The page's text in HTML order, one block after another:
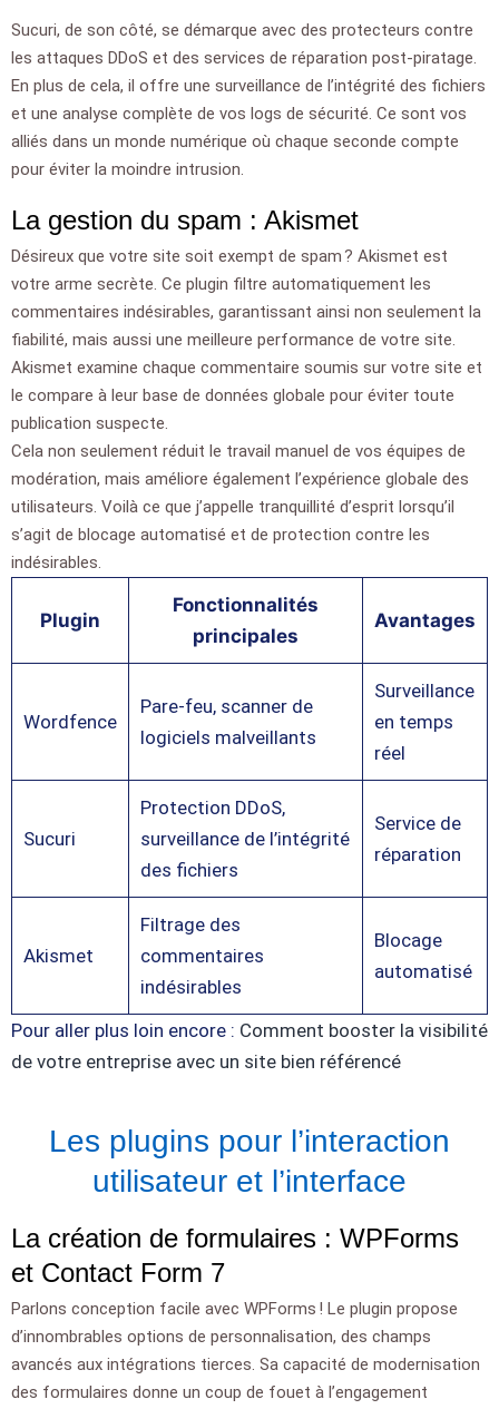
Sucuri, de son côté, se démarque avec des protecteurs contre
les attaques DDoS et des services de réparation post-piratage.
En plus de cela, il offre une surveillance de l’intégrité des fichiers
et une analyse complète de vos logs de sécurité. Ce sont vos
alliés dans un monde numérique où chaque seconde compte
pour éviter la moindre intrusion.
La gestion du spam : Akismet
Désireux que votre site soit exempt de spam ? Akismet est
votre arme secrète. Ce plugin filtre automatiquement les
commentaires indésirables, garantissant ainsi non seulement la
fiabilité, mais aussi une meilleure performance de votre site.
Akismet examine chaque commentaire soumis sur votre site et
le compare à leur base de données globale pour éviter toute
publication suspecte.
Cela non seulement réduit le travail manuel de vos équipes de
modération, mais améliore également l’expérience globale des
utilisateurs. Voilà ce que j’appelle tranquillité d’esprit lorsqu’il
s’agit de blocage automatisé et de protection contre les
indésirables.
Plugin
Fonctionnalités
principales
Avantages
Wordfence
Pare-feu, scanner de
logiciels malveillants
Surveillance
en temps
réel
Sucuri
Protection DDoS,
surveillance de l’intégrité
des fichiers
Service de
réparation
Akismet
Filtrage des
commentaires
indésirables
Blocage
automatisé
Pour aller plus loin encore : Comment booster la visibilité
de votre entreprise avec un site bien référencé
Les plugins pour l’interaction
utilisateur et l’interface
La création de formulaires : WPForms
et Contact Form 7
Parlons conception facile avec WPForms ! Le plugin propose
d’innombrables options de personnalisation, des champs
avancés aux intégrations tierces. Sa capacité de modernisation
des formulaires donne un coup de fouet à l’engagement